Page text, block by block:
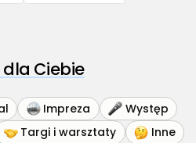
Ciebie
Impreza
Występ
Targi i warsztaty Inne